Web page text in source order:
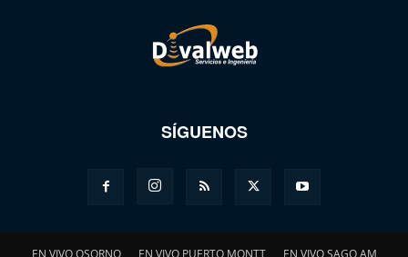
SÍGUENOS
EN VIVO OSORNO EN VIVO PUERTO MONTT EN VIVO SAGO AM